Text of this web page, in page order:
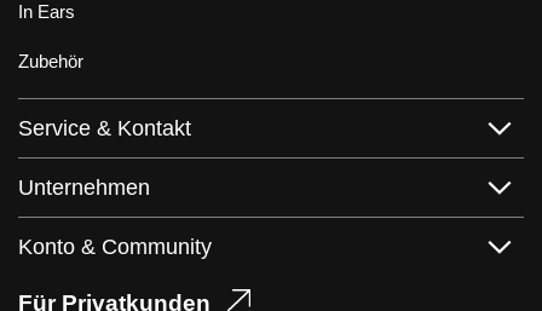
In Ears
Zubehör
Service & Kontakt
Unternehmen
Konto & Community
Für Privatkunden